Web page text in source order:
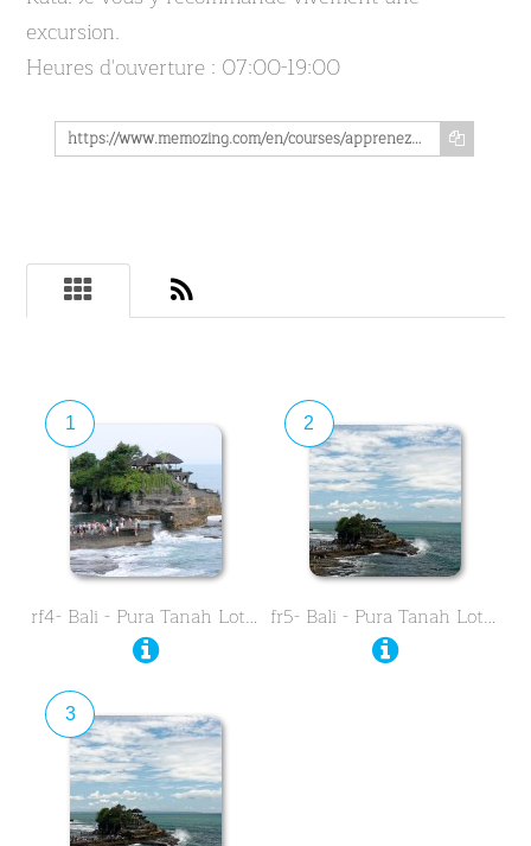
excursion.
Heures d'ouverture : 07:00-19:00
https://www.memozing.com/en/courses/apprenez-en-3-courtes-lecons-les-secrets-du-magnifique-temple-de-tanah-lot-10e93a7d2780e32392119d3c
1
rf4- Bali - Pura Tanah Lot …
2
fr5- Bali - Pura Tanah Lot …
3